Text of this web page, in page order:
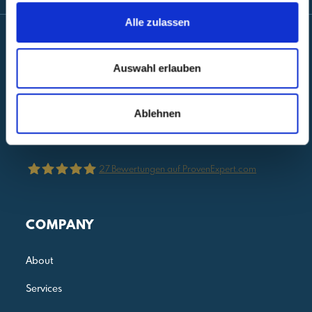
Alle zulassen
Auswahl erlauben
Ablehnen
Follow us on LinkedIn
27 Bewertungen auf ProvenExpert.com
COMPANY
About
Services